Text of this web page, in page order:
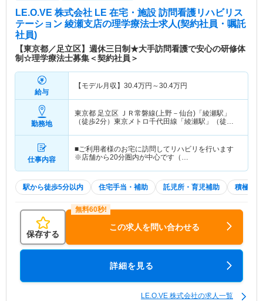
LE.O.VE 株式会社 LE 在宅・施設 訪問看護リハビリス
テーション 綾瀬支店の理学療法士求人(契約社員・嘱託
社員)
【東京都／足立区】週休三日制★大手訪問看護で安心の研修体
制☆理学療法士募集＜契約社員＞
給与
【モデル月収】 30.4万円～30.4万円
勤務地
東京都 足立区 ＪＲ常磐線(上野－仙台)「綾瀬駅」
（徒歩2分）東京メトロ千代田線「綾瀬駅」（徒歩2
仕事内容
■ご利用者様のお宅に訪問してリハビリを行います
※店舗から20分圏内が中心です（…
駅から徒歩5分以内 住宅手当・補助 託児所・育児補助 積極採
保存する
この求人を問い合わせる
詳細を見る
LE.O.VE 株式会社の求人一覧